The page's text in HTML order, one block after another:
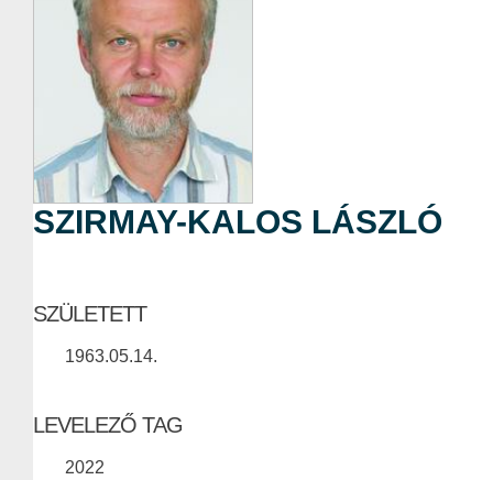
SZIRMAY-KALOS LÁSZLÓ
SZÜLETETT
1963.05.14.
LEVELEZŐ TAG
2022